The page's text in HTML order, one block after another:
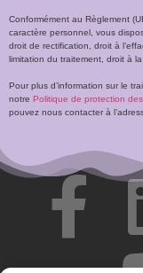
Conformément au Règlement
caractère personnel, vous
droit de rectification, droit à
limitation du traitement, droit à
Pour plus d’information sur le
notre Politique de protection
pouvez nous contacter à